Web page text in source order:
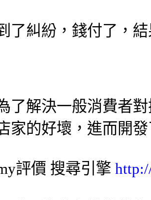
了糾紛，錢付了，
了解決一般消費者
家的好壞，進而開
評價 搜尋引擎